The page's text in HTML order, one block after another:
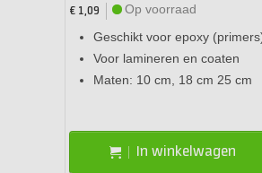
€ 1,09
Op voorraad
Geschikt voor epoxy
Voor lamineren en coaten
Maten: 10 cm, 18 cm 25 cm
In winkelwagen